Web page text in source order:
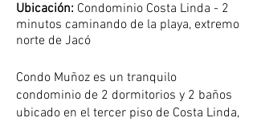
Ubicación: Condominio Costa Linda - 2
minutos caminando de la playa, extremo
norte de Jacó
Condo Muñoz es un tranquilo
condominio de 2 dormitorios y 2 baños
ubicado en el tercer piso de Costa Linda,